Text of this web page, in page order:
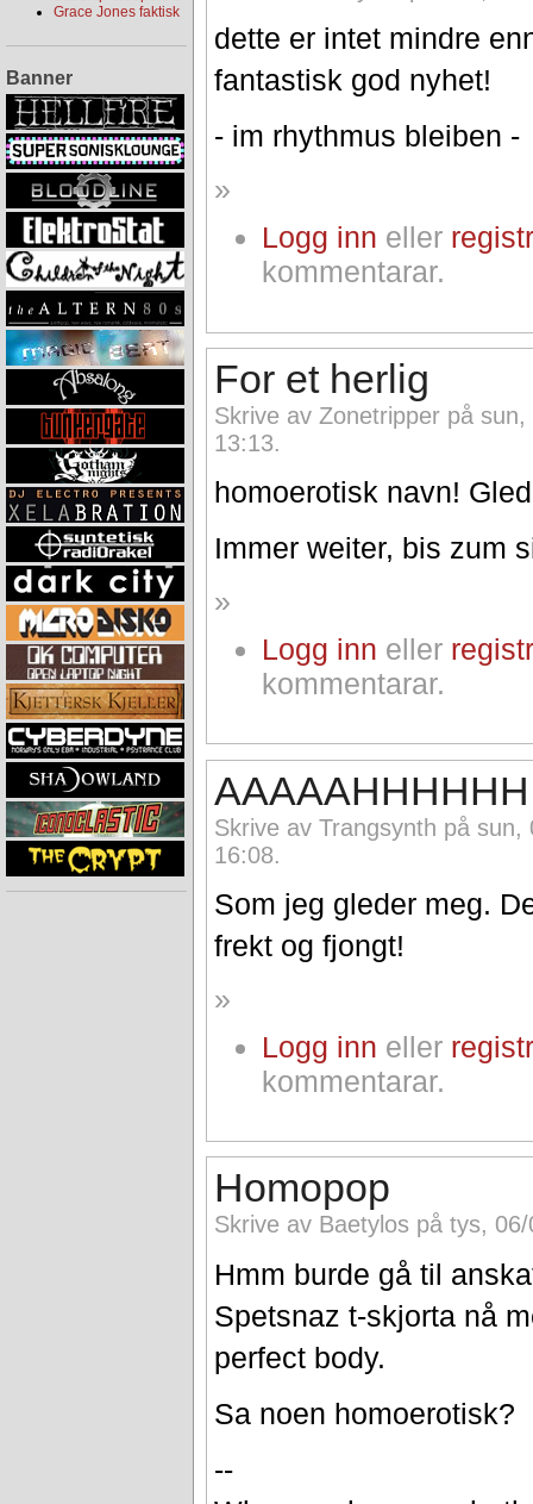
Grace Jones faktisk
Banner
dette er intet mindre
fantastisk god nyhet!
- im rhythmus bleiben -
»
Logg inn eller
kommentarar.
For et herlig
Skrive av Zonetripper på
13:13.
homoerotisk navn!
Immer weiter, bis zum
»
Logg inn eller
kommentarar.
Skrive av Trangsynth på sun,
16:08.
Som jeg gleder meg.
frekt og fjongt!
»
Logg inn eller
kommentarar.
Homopop
Skrive av Baetylos på tys,
Hmm burde gå til
Spetsnaz t-skjorta nå
perfect body.
Sa noen homoerotisk?
--